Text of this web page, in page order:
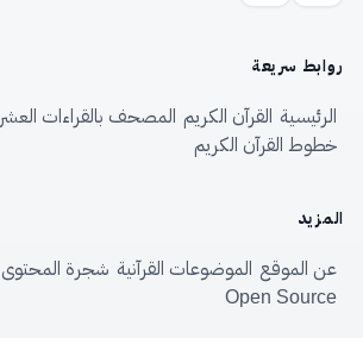
روابط سريعة
الرئيسية القرآن الكريم المصحف بالقراءات العشر
خطوط القرآن الكريم
المزيد
عن الموقع الموضوعات القرآنية شجرة المحتوى
Open Source